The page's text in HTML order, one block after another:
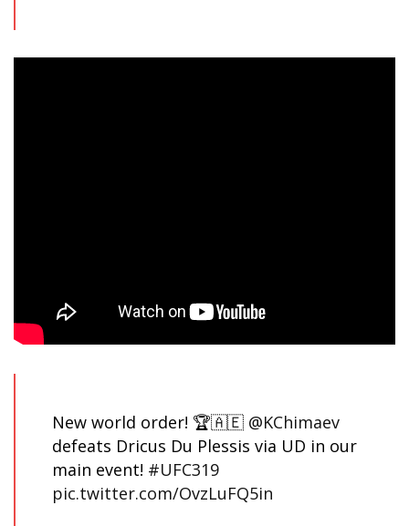
New world order! 🏆🇦🇪 @KChimaev
defeats Dricus Du Plessis via UD in our
main event! #UFC319
pic.twitter.com/OvzLuFQ5in